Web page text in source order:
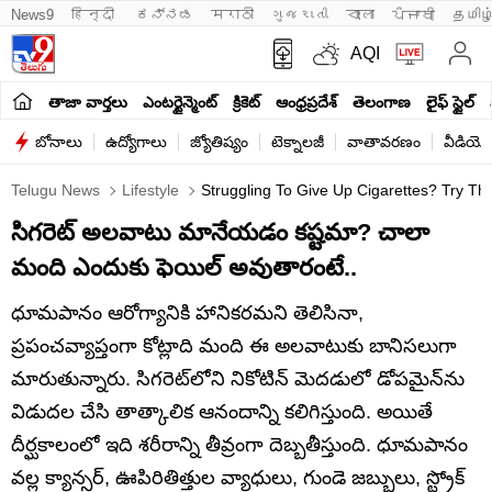
News9 हिन्दी ಕನ್ನಡ मराठी ગુજરાતી বাংলা ਪੰਜਾਬੀ
AQI
తాజా వార్తలు ఎంటర్టైన్మెంట్ క్రికెట్ ఆంధ్రప్రదేశ్ తెలంగాణ లైఫ్ స్టైల్
బోనాలు ఉద్యోగాలు జ్యోతిష్యం టెక్నాలజీ వాతావరణం
Telugu News Lifestyle Struggling To Give Up Cigarettes? Try
సిగరెట్ అలవాటు మానేయడం కష్టమా? చాలా
మంది ఎందుకు ఫెయిల్‌ అవుతారంటే..
ధూమపానం ఆరోగ్యానికి హానికరమని తెలిసినా,
ప్రపంచవ్యాప్తంగా కోట్లాది మంది ఈ అలవాటుకు బానిసలుగా
మారుతున్నారు. సిగరెట్‌లోని నికోటిన్ మెదడులో డోపమైన్‌ను
విడుదల చేసి తాత్కాలిక ఆనందాన్ని కలిగిస్తుంది. అయితే
దీర్ఘకాలంలో ఇది శరీరాన్ని తీవ్రంగా దెబ్బతీస్తుంది. ధూమపానం
వల్ల క్యాన్సర్, ఊపిరితిత్తుల వ్యాధులు, గుండె జబ్బులు, స్ట్రోక్